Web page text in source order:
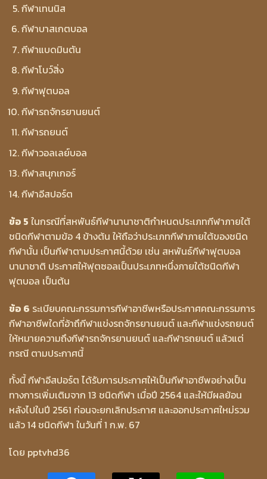
กีฬาเทนนิส
กีฬาบาสเกตบอล
กีฬาแบดมินตัน
กีฬาโบว์สิ่ง
กีฬาฟุตบอล
กีฬารถจักรยานยนต์
กีฬารถยนต์
กีฬาวอลเลย์บอล
กีฬาสนุกเกอร์
กีฬาอีสปอร์ต
ข้อ 5 ในกรณีที่สหพันธ์กีฬานานาชาติกำหนดประเภทกีฬาภายใต้
ชนิดกีฬาตามข้อ 4 ข้างต้น ให้ถือว่าประเภทกีฬาภายใต้ของชนิด
กีฬานั้น เป็นกีฬาตามประกาศนี้ด้วย เช่น สหพันธ์กีฬาฟุตบอล
นานาชาติ ประกาศให้ฟุตซอลเป็นประเภทหนึ่งภายใต้ชนิดกีฬา
ฟุตบอล เป็นต้น
ข้อ 6 ระเบียบคณะกรรมการกีฬาอาชีพหรือประกาศคณะกรรมการ
กีฬาอาชีพใดที่อ้าถึกีฬาแข่งรถจักรยานยนต์ และกีฬาแข่งรถยนต์
ให้หมายความถึงกีฬารถจักรยานยนต์ และกีฬารถยนต์ แล้วแต่
กรณี ตามประกาศนี้
ทั้งนี้ กีฬาอีสปอร์ต ได้รับการประกาศให้เป็นกีฬาอาชีพอย่างเป็น
ทางการเพิ่มเติมจาก 13 ชนิดกีฬา เมื่อปี 2564 และให้มีผลย้อน
หลังไปในปี 2561 ก่อนจะยกเลิกประกาศ และออกประกาศใหม่รวม
แล้ว 14 ชนิดกีฬา ในวันที่ 1 ก.พ. 67
โดย pptvhd36